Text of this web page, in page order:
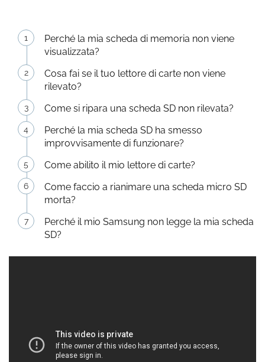
Perché la mia scheda di memoria non viene
visualizzata?
Cosa fai se il tuo lettore di carte non viene
rilevato?
Come si ripara una scheda SD non rilevata?
Perché la mia scheda SD ha smesso
improvvisamente di funzionare?
Come abilito il mio lettore di carte?
Come faccio a rianimare una scheda micro SD
morta?
Perché il mio Samsung non legge la mia scheda
SD?